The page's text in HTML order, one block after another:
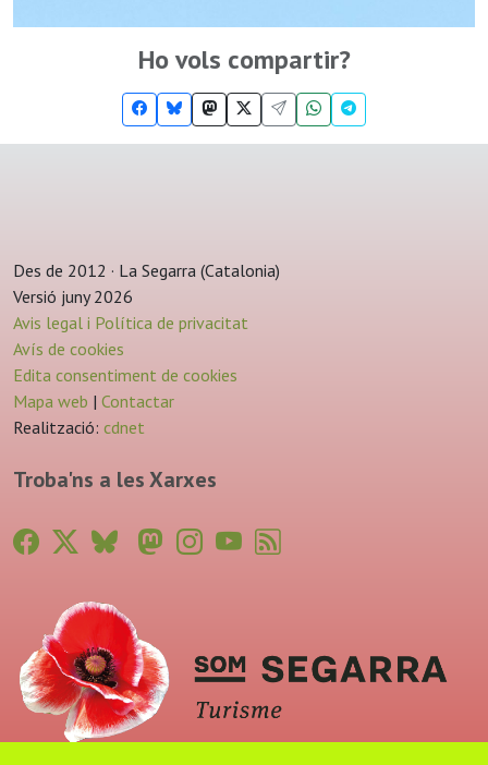
Ho vols compartir?
Des de 2012 · La Segarra (Catalonia)
Versió juny 2026
Avis legal i Política de privacitat
Avís de cookies
Edita consentiment de cookies
Mapa web | Contactar
Realització: cdnet
Troba'ns a les Xarxes